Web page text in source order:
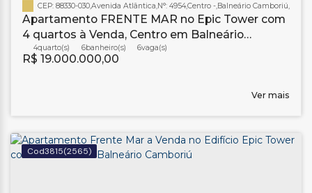
Apartamento FRENTE MAR no Epic Tower com
4 quartos à Venda, Centro em Balneário
Camboriú
R$ 19.000.000,00
CEP: 88330-030,Avenida Atlântica,N°: 4954,Centro ,Balneário Camboriú,
4 6banheiro(s) 6
Ver mais
3815(2565)